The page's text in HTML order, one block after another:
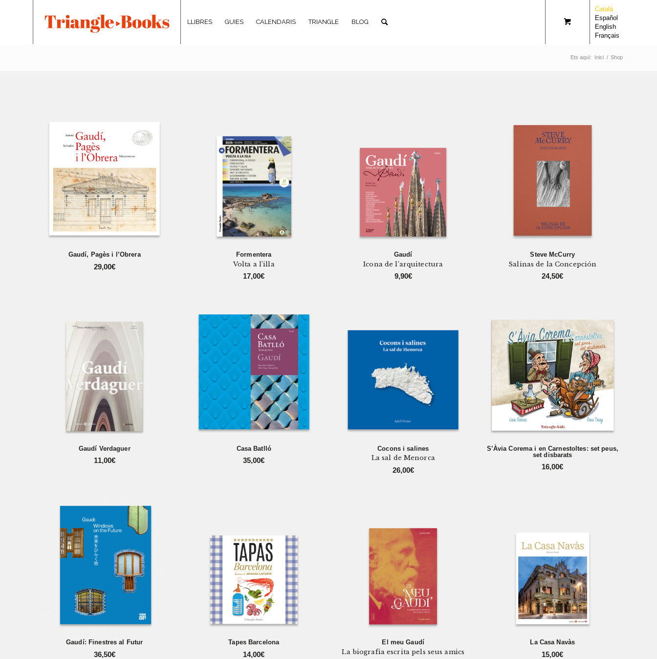
LLIBRES GUIES CALENDARIS TRIANGLE BLOG
Català
Español
English
Français
Ets aquí: Inici / Shop
Gaudí, Pagès i l’Obrera
29,00€
Formentera
Volta a l’illa
17,00€
Gaudí
Icona de l’arquitectura
9,90€
Steve McCurry
Salinas de la Concepción
24,50€
Gaudí Verdaguer
11,00€
Casa Batlló
35,00€
Cocons i salines
La sal de Menorca
26,00€
S’Àvia Corema i en Carnestoltes: set peus,
set disbarats
16,00€
Gaudí: Finestres al Futur
36,50€
Tapes Barcelona
14,00€
El meu Gaudí
La biografia escrita pels seus amics
La Casa Navàs
15,00€